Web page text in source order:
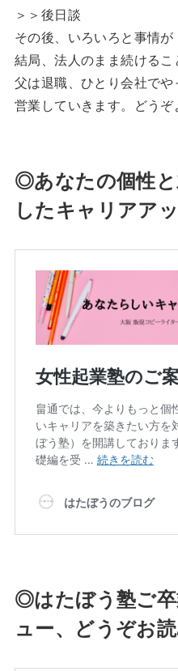
＞＞後日談
その後、いろいろと事情
結局、法人のまま続けるこ
父は退職、ひとり会社でや
営業していきます。どうぞ
◎あなたの個性
したキャリアア
◎はたぼう塾ご
ュー、どうぞお